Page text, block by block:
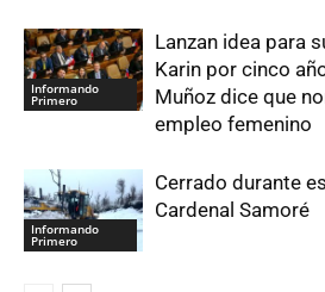
Informando
Primero
Lanzan idea para
Karin por cinco
Muñoz dice que
empleo femenino
Informando
Primero
Cerrado durante
Cardenal Samoré